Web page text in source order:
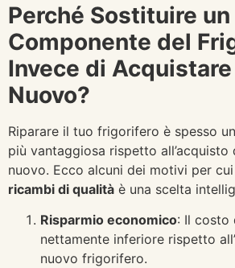
Perché Sostituire un
Componente del
Invece di
Nuovo?
Riparare il tuo frigorifero è spesso
più vantaggiosa rispetto all’acquisto
nuovo. Ecco alcuni dei motivi per
ricambi di qualità è una scelta
Risparmio economico: Il costo
nettamente inferiore rispetto
nuovo frigorifero.